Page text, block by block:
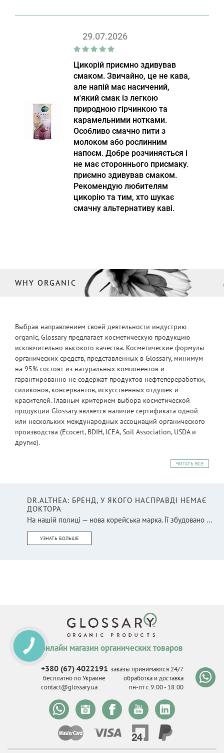
29.07.2026
Цикорій приємно здивував
смаком. Звичайно, це не кава,
але напій має насичений,
м'який смак із легкою
природною гірчинкою та
карамельними нотками.
Особливо смачно пити з
молоком або рослинним
напоєм. Добре розчиняється і
не має стороннього присмаку.
приємно здивував смаком.
Рекомендую любителям
цикорію та тим, хто шукає
смачну альтернативу каві.
WHY ORGANIC
Выбрав направлением своей деятельности индустрию
organic, Glossary предлагает косметическую продукцию
исключительно высокого качества. Косметические формулы
органических средств, представленных в Glossary, минимум
на 95% состоят из натуральных компонентов и
гарантированно не содержат продуктов нефтепереработки,
силиконов, консервантов, искусственных отдушек и
красителей. Главным критерием выбора косметической
продукции Glossary является наличие сертификата одной
или нескольких международных ассоциаций органического
производства (Ecocert, BDIH, ICEA, Soil Association, USDA и
другие).
ЧИТАТЬ ВСЕ
DR.ALTHEA: БРЕНД, У ЯКОГО НАСПРАВДІ НЕМАЄ
ДОКТОРА
На нашій полиці — нова корейська марка. Її збудовано ...
УЗНАТЬ БОЛЬШЕ
онлайн магазин органических товаров
+380 (67) 4022191
бесплатно по Украине
contact@glossary.ua
заказы принимаются 24/7
обработка и доставка
пн-пт с 9:00 - 18:00
КНОПКА
СВЯЗИ